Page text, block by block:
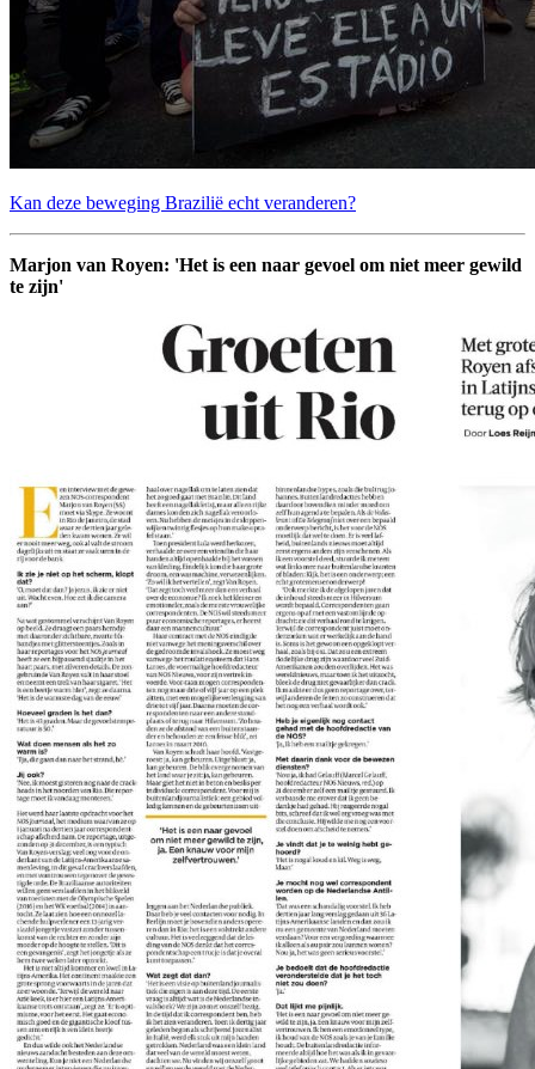
Kan deze beweging Brazilië echt veranderen?
Marjon van Royen: 'Het is een naar gevoel om niet meer gewild
te zijn'